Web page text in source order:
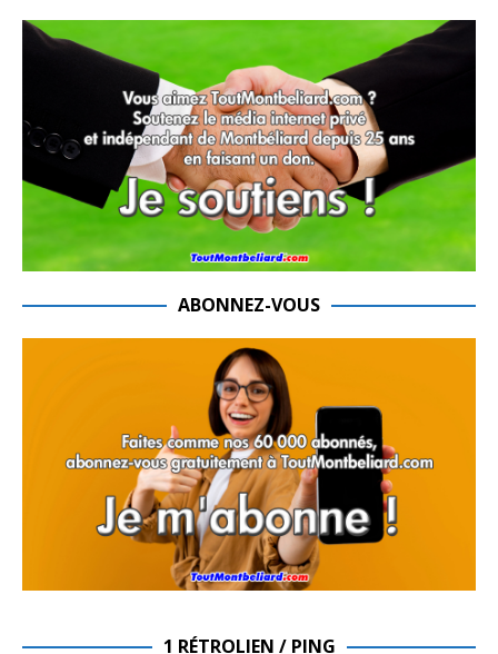
ABONNEZ-VOUS
1 RÉTROLIEN / PING